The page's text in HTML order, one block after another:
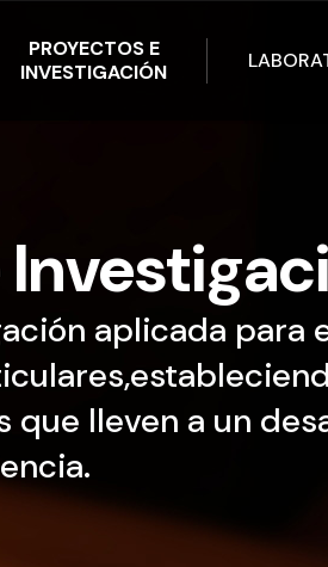
PROYECTOS E
INVESTIGACIÓN
aplicada para
lleven a un